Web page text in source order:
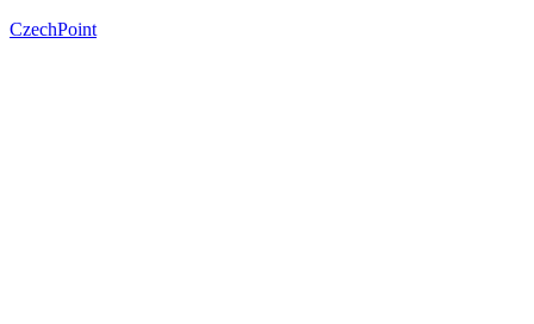
CzechPoint